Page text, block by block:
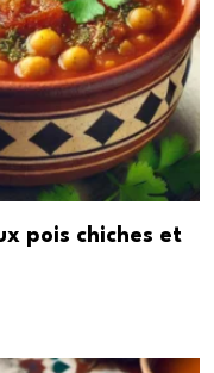
pois chiches et